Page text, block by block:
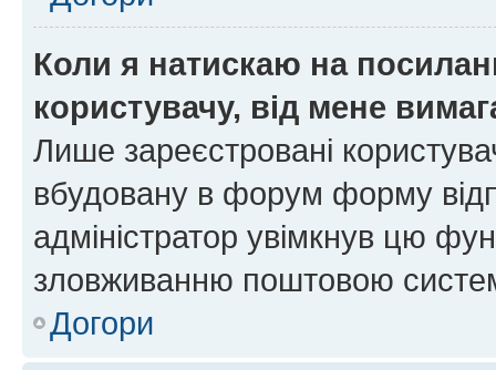
Коли я натискаю на
користувачу, від мене
Лише зареєстровані
вбудовану в форум форму
адміністратор увімкнув цю
зловживанню поштовою
Догори